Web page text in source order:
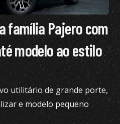
família Pajero com
modelo ao estilo
utilitário de grande porte,
e modelo pequeno